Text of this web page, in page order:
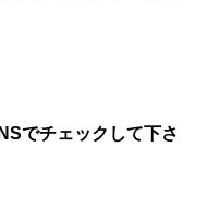
でチェックして下さ